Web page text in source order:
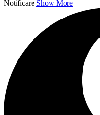
Notificare Show More